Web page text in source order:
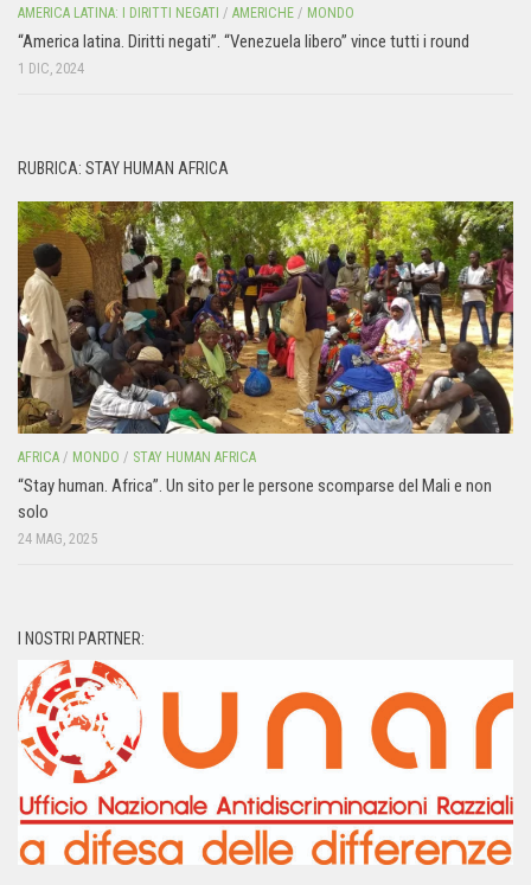
AMERICA LATINA: I DIRITTI NEGATI / AMERICHE / MONDO
“America latina. Diritti negati”. “Venezuela libero” vince tutti i round
1 DIC, 2024
RUBRICA: STAY HUMAN AFRICA
AFRICA / MONDO / STAY HUMAN AFRICA
“Stay human. Africa”. Un sito per le persone scomparse del Mali e non
solo
24 MAG, 2025
I NOSTRI PARTNER: